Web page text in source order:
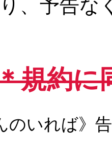
、予告な
規約に
のいれば》